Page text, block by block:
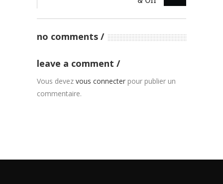
no comments
leave a comment
Vous devez vous connecter pour publier un
commentaire.